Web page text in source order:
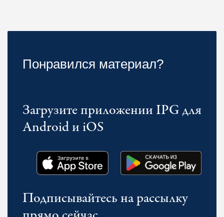
Понравился материал?
Загрузите приложении IPG для
Android и iOS
Подписывайтесь на рассылку